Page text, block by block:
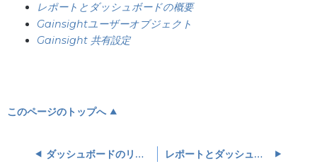
レポートとダッシュボードの概要
Gainsightユーザーオブジェクト
Gainsight 共有設定
このページのトップへ
ダッシュボードのリストビューと設定 レポートとダッシュボードのエクスポート